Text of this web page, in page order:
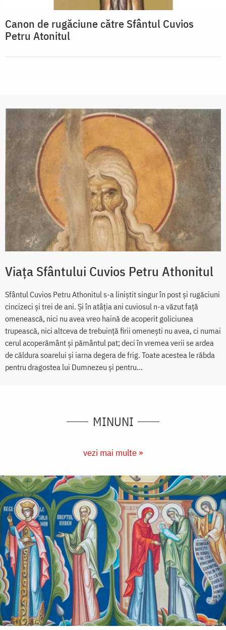
Canon de rugăciune către Sfântul Cuvios
Petru Atonitul
Viața Sfântului Cuvios Petru Athonitul
Sfântul Cuvios Petru Athonitul s-a liniștit singur în post și rugăciuni
cincizeci și trei de ani. Și în atâția ani cuviosul n-a văzut față
omenească, nici nu avea vreo haină de acoperit goliciunea
trupească, nici altceva de trebuință firii omenești nu avea, ci numai
cerul acoperământ și pământul pat; deci în vremea verii se ardea
de căldura soarelui și iarna degera de frig. Toate acestea le răbda
pentru dragostea lui Dumnezeu și pentru...
MINUNI
vezi mai multe »